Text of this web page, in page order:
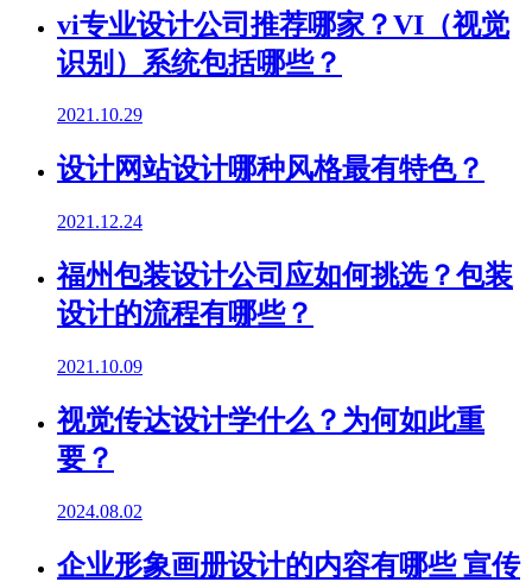
vi专业设计公司推荐哪家？VI（视觉
识别）系统包括哪些？
2021.10.29
设计网站设计哪种风格最有特色？
2021.12.24
福州包装设计公司应如何挑选？包装
设计的流程有哪些？
2021.10.09
视觉传达设计学什么？为何如此重
要？
2024.08.02
企业形象画册设计的内容有哪些 宣传